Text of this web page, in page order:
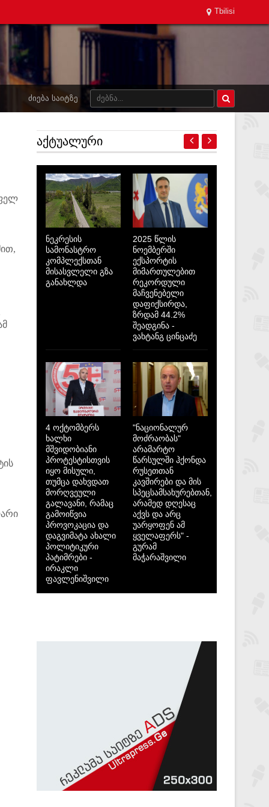
Tbilisi
ᲫᲘᲔᲑᲐ ᲡᲐᲘᲢᲖᲔ
ᲐᲥᲢᲣᲐᲚᲣᲠᲘ
ნეკრესის
სამონასტრო
კომპლექსთან
მისასვლელი გზა
განახლდა
2025 წლის
ნოემბერში
ექსპორტის
მიმართულებით
რეკორდული
მაჩვენებელი
დაფიქსირდა,
ზრდამ 44.2%
შეადგინა -
ვახტანგ ცინცაძე
4 ოქტომბერს
ხალხი
მშვიდობიანი
პროტესტისთვის
იყო მისული,
თუმცა დახვდათ
მორღვეული
გალავანი, რამაც
გამოიწვია
პროვოკაცია და
დაგვიმატა ახალი
პოლიტიკური
პატიმრები -
ირაკლი
ფავლენიშვილი
"ნაციონალურ
მოძრაობას"
არამარტო
წარსულში ჰქონდა
რუსეთთან
კავშირები და მის
სპეცსამსახურებთან,
არამედ დღესაც
აქვს და არც
უარყოფენ ამ
ყველაფერს" -
გურამ
მაჭარაშვილი